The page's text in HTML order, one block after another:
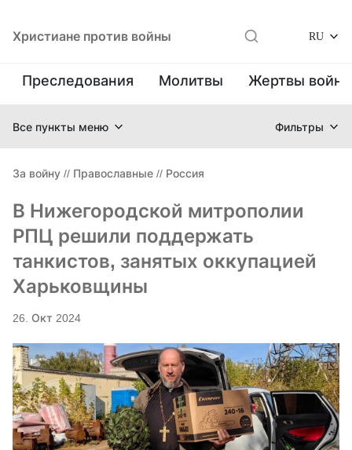
Христиане против войны RU
Преследования Молитвы Жертвы
Все пункты меню Фильтры
За войну // Православные // Россия
В Нижегородской митрополии
РПЦ решили поддержать
танкистов, занятых оккупацией
Харьковщины
26. Окт 2024